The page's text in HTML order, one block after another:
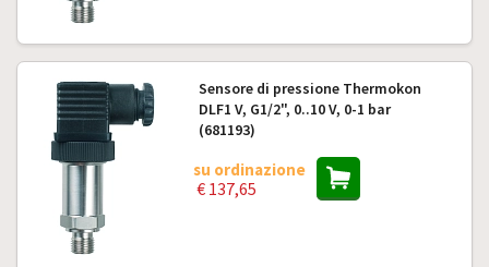
Sensore di pressione Thermokon
DLF1 V, G1/2", 0..10 V, 0-1 bar
(681193)
su ordinazione
€ 137,65